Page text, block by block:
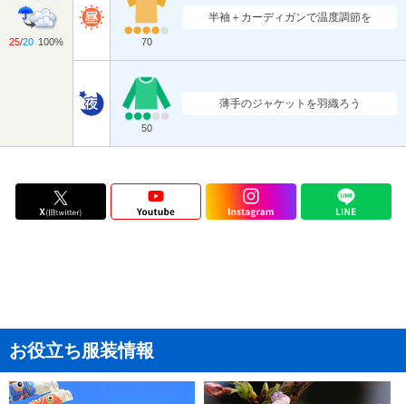
25/20 100% 70
半袖＋カーディガンで温度調節を
50
薄手のジャケットを羽織ろう
お役立ち服装情報